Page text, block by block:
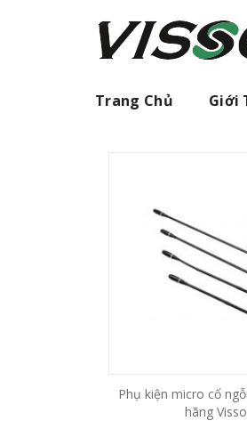
Trang Chủ Giới
Phụ kiện micro cổ
hãng